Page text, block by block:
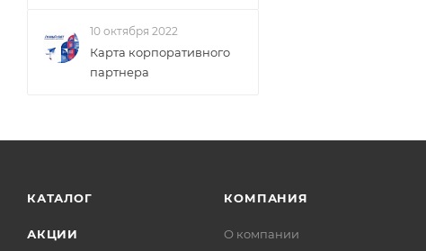
10 октября 2022
Карта корпоративного
партнера
КАТАЛОГ
АКЦИИ
КОМПАНИЯ
О компании